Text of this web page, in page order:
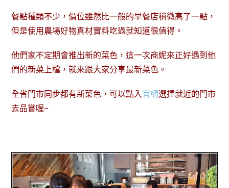
餐點種類不少，價位雖然比一般的早餐店稍微高了一點，
但是使用農場好物真材實料吃過就知道很值得。
他們家不定期會推出新的菜色，這一次商妮來正好遇到他
們的新菜上檔，就來跟大家分享最新菜色。
全省門市同步都有新菜色，可以點入 官網選擇就近的門市
去品嘗喔~